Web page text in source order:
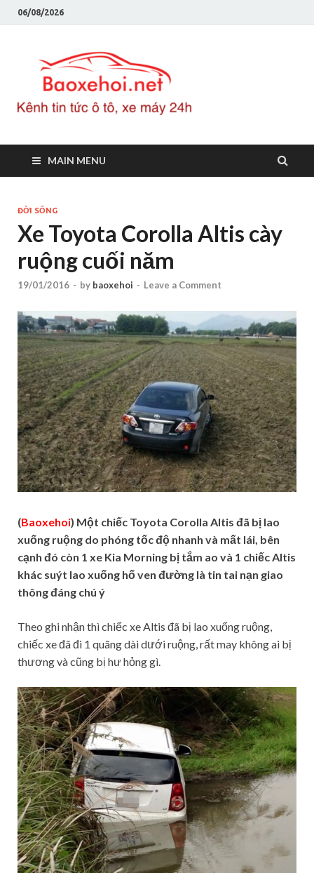
06/08/2026
MAIN MENU
ĐỜI SỐNG
Xe Toyota Corolla Altis cày
ruộng cuối năm
19/01/2016 - by baoxehoi - Leave a Comment
(Baoxehoi) Một chiếc Toyota Corolla Altis đã bị lao
xuống ruộng do phóng tốc độ nhanh và mất lái, bên
cạnh đó còn 1 xe Kia Morning bị tắm ao và 1 chiếc Altis
khác suýt lao xuống hố ven đường là tin tai nạn giao
thông đáng chú ý
Theo ghi nhận thì chiếc xe Altis đã bị lao xuống ruộng,
chiếc xe đã đi 1 quãng dài dưới ruộng, rất may không ai bị
thương và cũng bị hư hỏng gì.